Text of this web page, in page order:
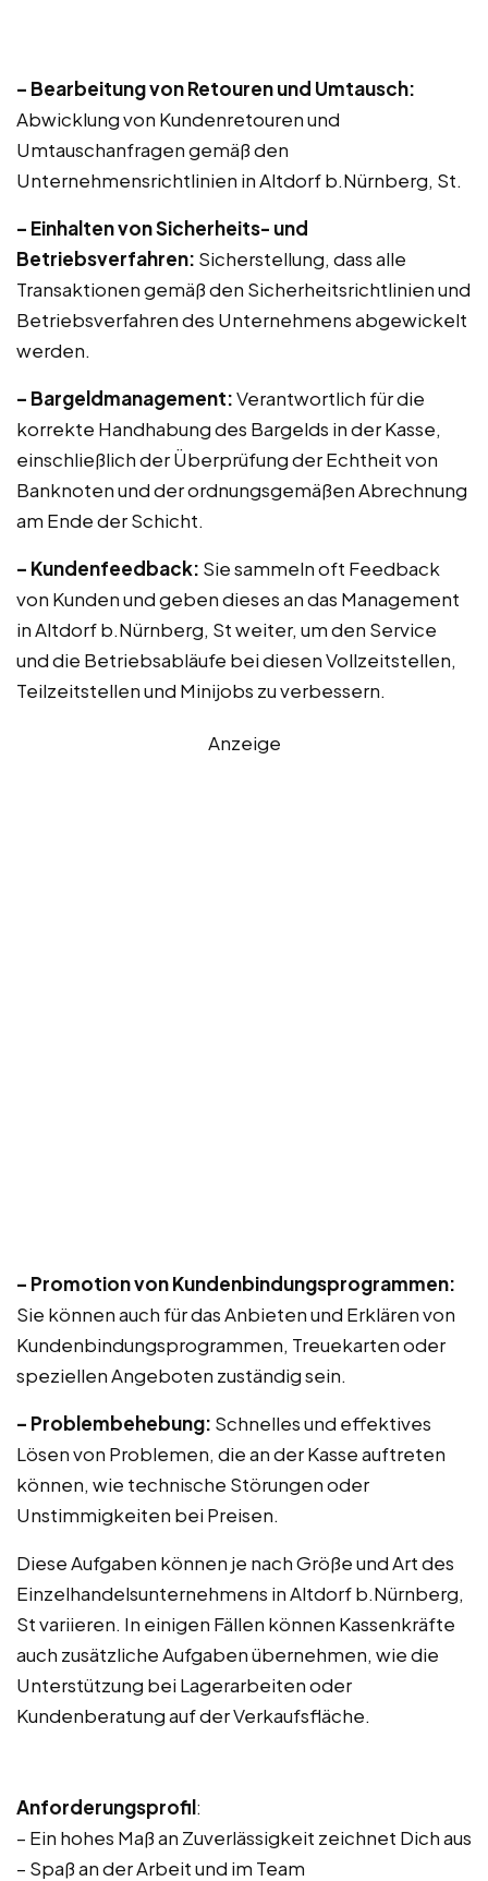
– Bearbeitung von Retouren und Umtausch:
Abwicklung von Kundenretouren und
Umtauschanfragen gemäß den
Unternehmensrichtlinien in Altdorf b.Nürnberg, St.
– Einhalten von Sicherheits- und
Betriebsverfahren: Sicherstellung, dass alle
Transaktionen gemäß den Sicherheitsrichtlinien und
Betriebsverfahren des Unternehmens abgewickelt
werden.
– Bargeldmanagement:Verantwortlich für die
korrekte Handhabung des Bargelds in der Kasse,
einschließlich der Überprüfung der Echtheit von
Banknoten und der ordnungsgemäßen Abrechnung
am Ende der Schicht.
– Kundenfeedback: Sie sammeln oft Feedback
von Kunden und geben dieses an das Management
in Altdorf b.Nürnberg, St weiter, um den Service
und die Betriebsabläufe bei diesen Vollzeitstellen,
Teilzeitstellen und Minijobs zu verbessern.
Anzeige
– Promotion von Kundenbindungsprogrammen:
Sie können auch für das Anbieten und Erklären von
Kundenbindungsprogrammen, Treuekarten oder
speziellen Angeboten zuständig sein.
– Problembehebung: Schnelles und effektives
Lösen von Problemen, die an der Kasse auftreten
können, wie technische Störungen oder
Unstimmigkeiten bei Preisen.
Diese Aufgaben können je nach Größe und Art des
Einzelhandelsunternehmens in Altdorf b.Nürnberg,
St variieren. In einigen Fällen können Kassenkräfte
auch zusätzliche Aufgaben übernehmen, wie die
Unterstützung bei Lagerarbeiten oder
Kundenberatung auf der Verkaufsfläche.
Anforderungsprofil:
– Ein hohes Maß an Zuverlässigkeit zeichnet Dich aus
– Spaß an der Arbeit und im Team